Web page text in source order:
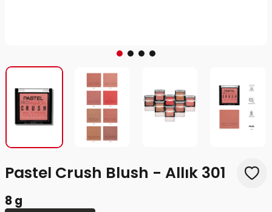
Pastel Crush Blush - Allık 301
8 g